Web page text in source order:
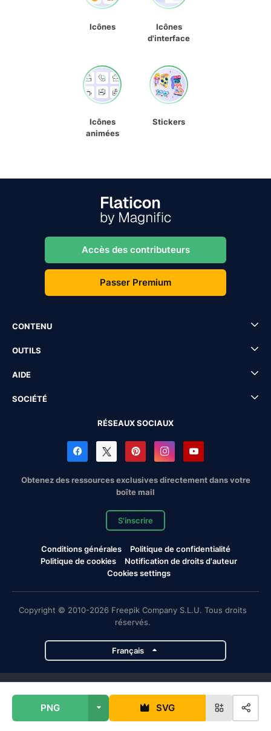
PNG SVG
Icônes
Icônes
d'interface
Icônes
animées
Stickers
Accès des contributeurs
Passer Premium
CONTENU
OUTILS
AIDE
SOCIÉTÉ
RÉSEAUX SOCIAUX
Obtenez des ressources exclusives directement dans votre
boîte mail
S'inscrire
Conditions générales
Politique de confidentialité
Politique de cookies
Notification de droits d'auteur
Cookies settings
Copyright © 2010-2026 Freepik Company S.L.U. Tous droits
réservés.
Français